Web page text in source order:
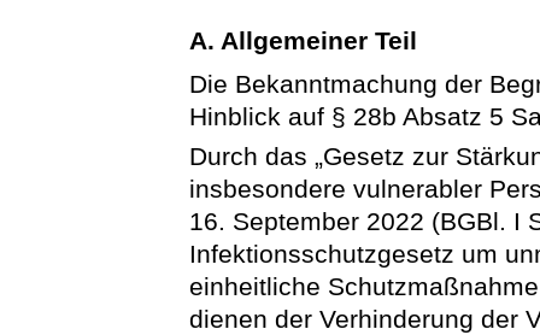
A. Allgemeiner Teil
Die Bekanntmachung der
Hinblick auf § 28b Absatz 5
Durch das „Gesetz zur
insbesondere vulnerabler
16. September 2022 (BGBl. I
Infektionsschutzgesetz um
einheitliche
dienen der Verhinderung der